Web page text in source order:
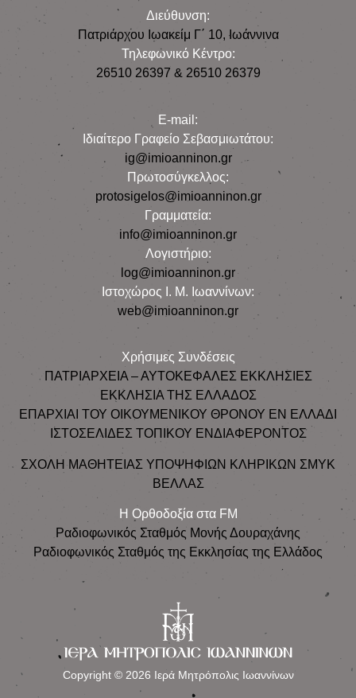
Διεύθυνση:
Πατριάρχου Ιωακείμ Γ΄ 10, Iωάννινα
Τηλεφωνικό Κέντρο:
26510 26397 & 26510 26379
E-mail:
Iδιαίτερο Γραφείο Σεβασμιωτάτου:
ig@imioanninon.gr
Πρωτοσύγκελλος:
protosigelos@imioanninon.gr
Γραμματεία:
info@imioanninon.gr
Λογιστήριο:
log@imioanninon.gr
Ιστοχώρος Ι. Μ. Ιωαννίνων:
web@imioanninon.gr
Χρήσιμες Συνδέσεις
ΠΑΤΡΙΑΡΧΕΙΑ – ΑΥΤΟΚΕΦΑΛΕΣ ΕΚΚΛΗΣΙΕΣ
ΕΚΚΛΗΣΙΑ ΤΗΣ ΕΛΛΑΔΟΣ
ΕΠΑΡΧΙΑΙ ΤΟΥ ΟΙΚΟΥΜΕΝΙΚΟΥ ΘΡΟΝΟΥ ΕΝ ΕΛΛΑΔΙ
ΙΣΤΟΣΕΛΙΔΕΣ ΤΟΠΙΚΟΥ ΕΝΔΙΑΦΕΡΟΝΤΟΣ
ΣΧΟΛΗ ΜΑΘΗΤΕΙΑΣ ΥΠΟΨΗΦΙΩΝ ΚΛΗΡΙΚΩΝ ΣΜΥΚ
ΒΕΛΛΑΣ
Η Ορθοδοξία στα FM
Ραδιοφωνικός Σταθμός Μονής Δουραχάνης
Ραδιοφωνικός Σταθμός της Εκκλησίας της Ελλάδος
Copyright © 2026 Ιερά Μητρόπολις Ιωαννίνων